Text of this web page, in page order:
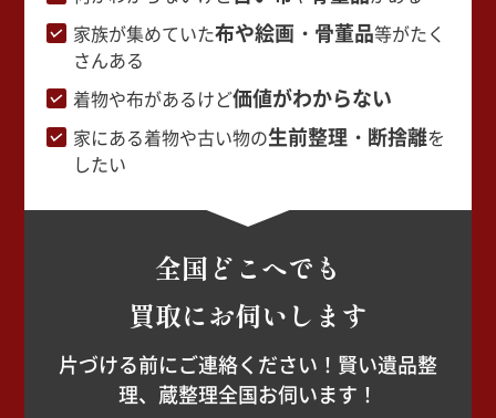
家族が集めていた布や絵画・骨董品等がたく
さんある
着物や布があるけど価値がわからない
家にある着物や古い物の生前整理・断捨離を
したい
全国どこへでも
買取にお伺いします
片づける前にご連絡ください！賢い遺品整
理、蔵整理全国お伺います！